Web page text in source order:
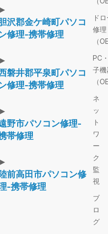
►
沢郡金ケ崎町パソコ
修理-携帯修理
►
磐井郡平泉町パソコ
修理-携帯修理
►
野市パソコン修理-
帯修理
►
前高田市パソコン修
-携帯修理
ド
修理
（
PC
子機
（
ネ
ッ
ト
ワ
ー
ク
監
視
ブ
ロ
グ